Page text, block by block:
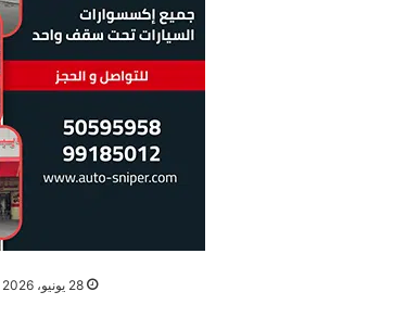
28 يونيو، 2026